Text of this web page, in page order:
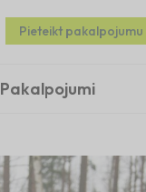
Pieteikt pakalpojumu
Pakalpojumi